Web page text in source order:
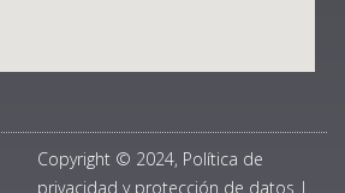
Copyright © 2024, Política de
privacidad y protección de datos |